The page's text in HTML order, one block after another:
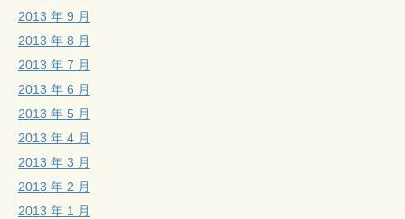
2013 年 9 月
2013 年 8 月
2013 年 7 月
2013 年 6 月
2013 年 5 月
2013 年 4 月
2013 年 3 月
2013 年 2 月
2013 年 1 月